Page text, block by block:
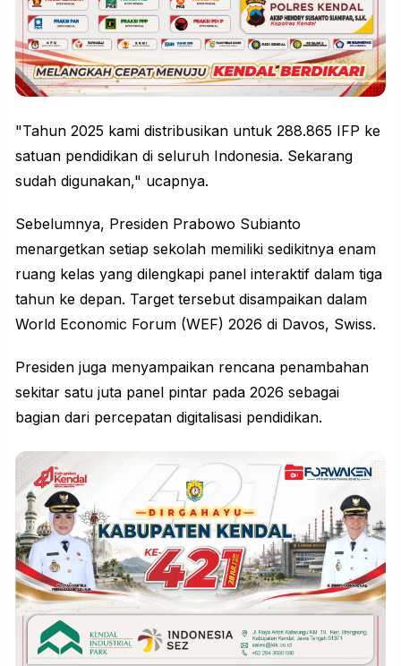
"Tahun 2025 kami distribusikan untuk 288.865 IFP ke
satuan pendidikan di seluruh Indonesia. Sekarang
sudah digunakan," ucapnya.
Sebelumnya, Presiden Prabowo Subianto
menargetkan setiap sekolah memiliki sedikitnya enam
ruang kelas yang dilengkapi panel interaktif dalam tiga
tahun ke depan. Target tersebut disampaikan dalam
World Economic Forum (WEF) 2026 di Davos, Swiss.
Presiden juga menyampaikan rencana penambahan
sekitar satu juta panel pintar pada 2026 sebagai
bagian dari percepatan digitalisasi pendidikan.